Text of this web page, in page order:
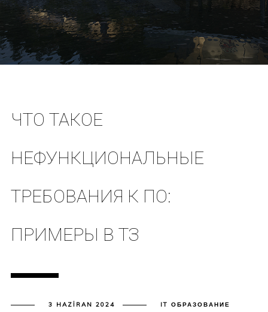
ЧТО ТАКОЕ
НЕФУНКЦИОНАЛЬНЫЕ
ТРЕБОВАНИЯ К ПО:
ПРИМЕРЫ В ТЗ
3 HAZIRAN 2024
IT ОБРАЗОВАНИЕ